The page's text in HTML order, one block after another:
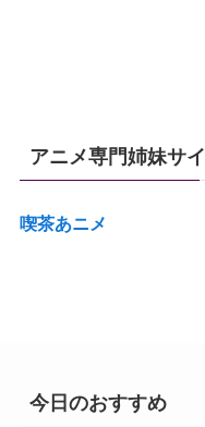
アニメ専門姉妹サ
喫茶あニメ
今日のおすすめ